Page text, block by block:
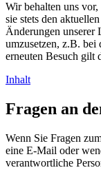
Wir behalten uns vor,
sie stets den
Änderungen unserer
umzusetzen, z.B. bei
erneuten Besuch gilt
Inhalt
Fragen an
Wenn Sie Fragen
eine E-Mail oder
verantwortliche